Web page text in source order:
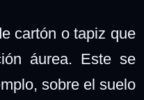
cartón o tapiz que
áurea. Este se
sobre el suelo